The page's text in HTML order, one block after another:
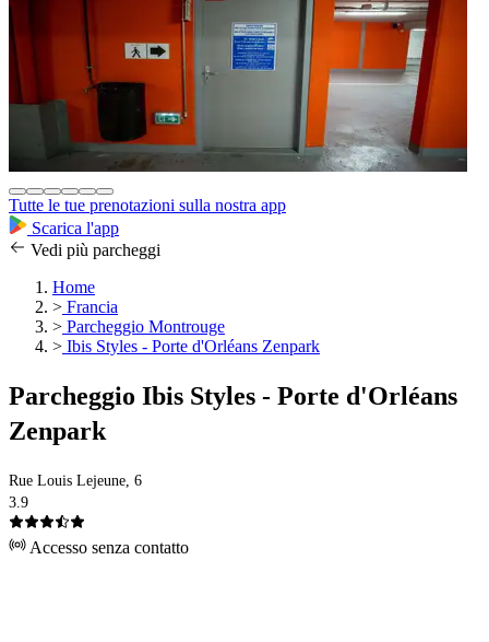
Tutte le tue prenotazioni sulla nostra app
Scarica l'app
Vedi più parcheggi
Home
> Francia
> Parcheggio Montrouge
> Ibis Styles - Porte d'Orléans Zenpark
Parcheggio Ibis Styles - Porte d'Orléans
Zenpark
Rue Louis Lejeune, 6
3.9
Accesso senza contatto